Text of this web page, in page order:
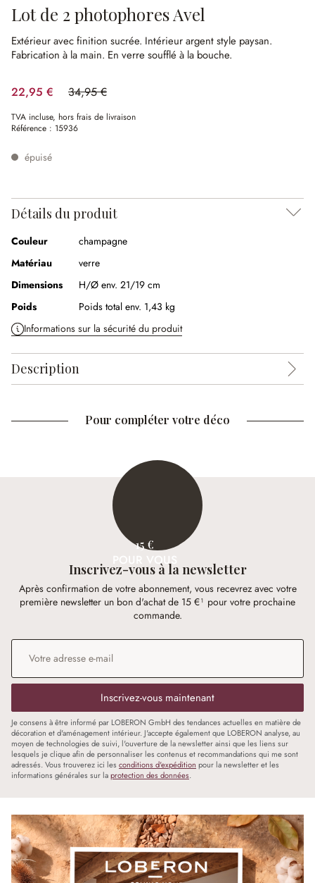
Lot de 2 photophores Avel
Extérieur avec finition sucrée. Intérieur argent style paysan.
Fabrication à la main. En verre soufflé à la bouche.
22,95 € 34,95 €
(34.33%spared)
TVA incluse, hors frais de livraison
Référence : 15936
épuisé
Détails du produit
Couleur
champagne
Matériau
verre
Dimensions
H/Ø env. 21/19 cm
Poids
Poids total env. 1,43 kg
Informations sur la sécurité du produit
Description
Pour compléter votre déco
15 €
POUR VOUS
Inscrivez-vous à la newsletter
Après confirmation de votre abonnement, vous recevrez avec votre
première newsletter un bon d'achat de 15 €¹ pour votre prochaine
commande.
Adresse e-mail
Inscrivez-vous maintenant
Je consens à être informé par LOBERON GmbH des tendances actuelles en matière de
décoration et d'aménagement intérieur. J'accepte également que LOBERON analyse, au
moyen de technologies de suivi, l'ouverture de la newsletter ainsi que les liens sur
lesquels je clique afin de personnaliser les contenus et recommandations qui me sont
adressés. Vous trouverez ici les conditions d'expédition pour la newsletter et les
informations générales sur laprotection des données.